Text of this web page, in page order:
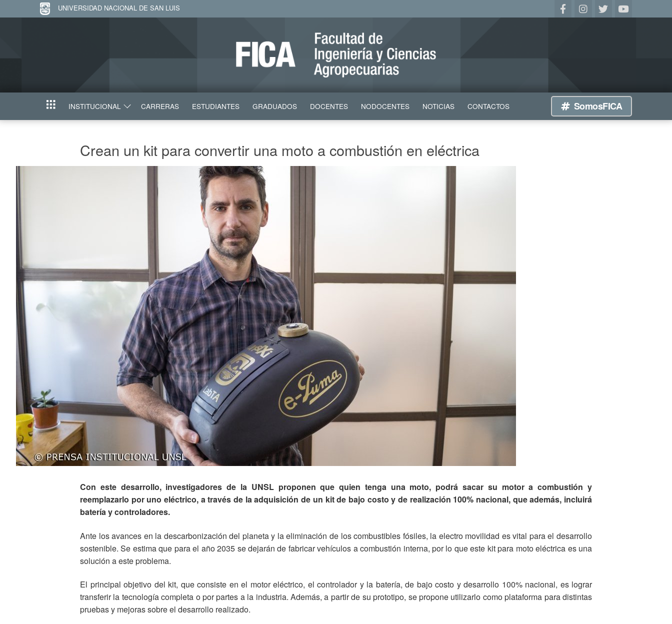
UNIVERSIDAD NACIONAL DE SAN LUIS
INICIO INSTITUCIONAL CARRERAS ESTUDIANTES GRADUADOS DOCENTES NODOCENTES NOTICIAS CONTACTOS SomosFICA
Crean un kit para convertir una moto a combustión en eléctrica
Con este desarrollo, investigadores de la UNSL proponen que quien tenga una moto, podrá sacar su motor a combustión y
reemplazarlo por uno eléctrico, a través de la adquisición de un kit de bajo costo y de realización 100% nacional, que además, incluirá
batería y controladores.
Ante los avances en la descarbonización del planeta y la eliminación de los combustibles fósiles, la electro movilidad es vital para el desarrollo
sostenible. Se estima que para el año 2035 se dejarán de fabricar vehículos a combustión interna, por lo que este kit para moto eléctrica es una
solución a este problema.
El principal objetivo del kit, que consiste en el motor eléctrico, el controlador y la batería, de bajo costo y desarrollo 100% nacional, es lograr
transferir la tecnología completa o por partes a la industria. Además, a partir de su prototipo, se propone utilizarlo como plataforma para distintas
pruebas y mejoras sobre el desarrollo realizado.